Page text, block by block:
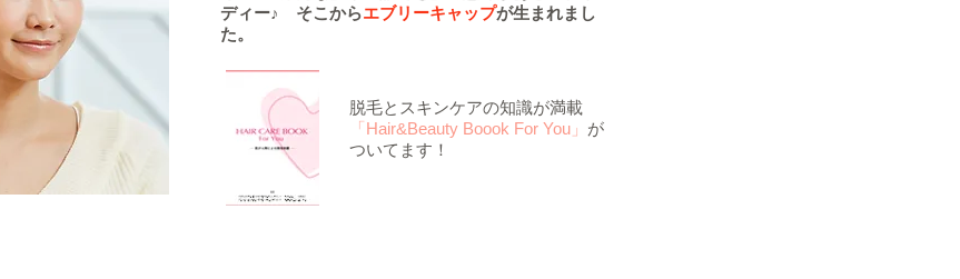
ディー♪ そこからエブリーキャップが生まれまし
た。
脱毛とスキンケアの知識が満載
「Hair&Beauty Boook For You」 が
ついてます！